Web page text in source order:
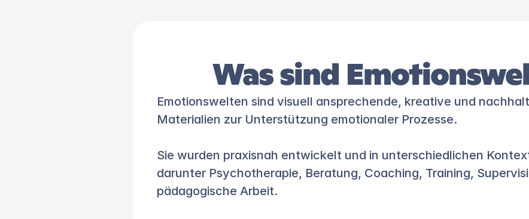
Was sind
Emotionswelten sind visuell ansprechende, kreative und
Materialien zur Unterstützung emotionaler Prozesse.
Sie wurden praxisnah entwickelt und in unterschiedlichen
darunter Psychotherapie, Beratung, Coaching, Training,
pädagogische Arbeit.